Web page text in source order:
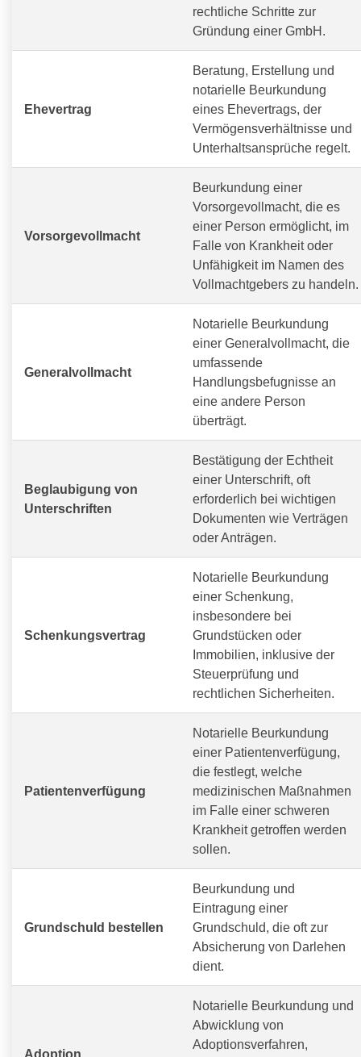
rechtliche Schritte zur
Gründung einer GmbH.
Ehevertrag
Beratung, Erstellung und
notarielle Beurkundung
eines Ehevertrags, der
Vermögensverhältnisse und
Unterhaltsansprüche regelt.
Vorsorgevollmacht
Beurkundung einer
Vorsorgevollmacht, die es
einer Person ermöglicht, im
Falle von Krankheit oder
Unfähigkeit im Namen des
Vollmachtgebers zu handeln.
Generalvollmacht
Notarielle Beurkundung
einer Generalvollmacht, die
umfassende
Handlungsbefugnisse an
eine andere Person
überträgt.
Beglaubigung von
Unterschriften
Bestätigung der Echtheit
einer Unterschrift, oft
erforderlich bei wichtigen
Dokumenten wie Verträgen
oder Anträgen.
Schenkungsvertrag
Notarielle Beurkundung
einer Schenkung,
insbesondere bei
Grundstücken oder
Immobilien, inklusive der
Steuerprüfung und
rechtlichen Sicherheiten.
Patientenverfügung
Notarielle Beurkundung
einer Patientenverfügung,
die festlegt, welche
medizinischen Maßnahmen
im Falle einer schweren
Krankheit getroffen werden
sollen.
Grundschuld bestellen
Beurkundung und
Eintragung einer
Grundschuld, die oft zur
Absicherung von Darlehen
dient.
Adoption
Notarielle Beurkundung und
Abwicklung von
Adoptionsverfahren,